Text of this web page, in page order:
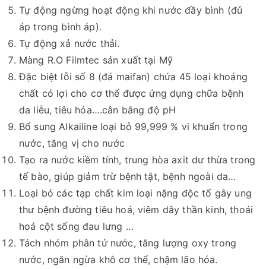
Tự động ngừng hoạt động khi nước đầy bình (đủ
áp trong bình áp).
Tự động xả nước thải.
Màng R.O Filmtec sản xuất tại Mỹ
Đặc biệt lỗi số 8 (đá maifan) chứa 45 loại khoáng
chất có lợi cho cơ thể được ứng dụng chữa bệnh
da liễu, tiêu hóa….cân bằng độ pH
Bổ sung Alkailine loại bỏ 99,999 % vi khuẩn trong
nước, tăng vị cho nước
Tạo ra nước kiềm tính, trung hòa axit dư thừa trong
tế bào, giúp giảm trừ bệnh tật, bệnh ngoài da…
Loại bỏ các tạp chất kim loại nặng độc tố gây ung
thư bệnh đường tiêu hoá, viêm dây thần kinh, thoái
hoá cột sống đau lưng …
Tách nhóm phân tử nước, tăng lượng oxy trong
nước, ngăn ngừa khô cơ thể, chậm lão hóa.